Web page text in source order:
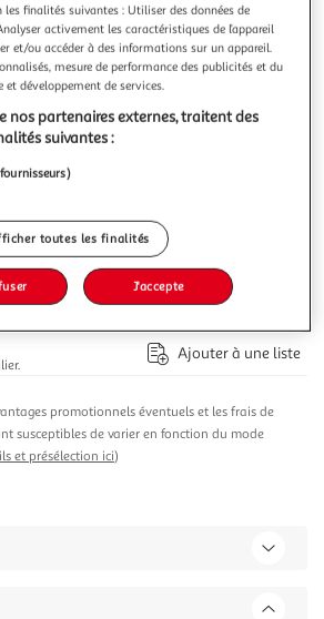
3/4 jours
10,99€ 14,99€
Ajouter au panier
Ajouter à une liste
promotionnels éventuels et les frais de
susceptibles de varier en fonction du mode
et présélection ici)
finalités suivantes : Utiliser des données de
activement les caractéristiques de l’appareil
et/ou accéder à des informations sur un appareil.
mesure de performance des publicités et du
et développement de services.
nos partenaires externes, traitent des
suivantes :
toutes les finalités
J'accepte